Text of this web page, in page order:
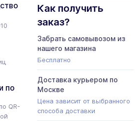
по
по QR-
Как получить
заказ?
Забрать самовывозом из
нашего магазина
Бесплатно
Доставка курьером по
Москве
Цена зависит от выбранного
способа доставки